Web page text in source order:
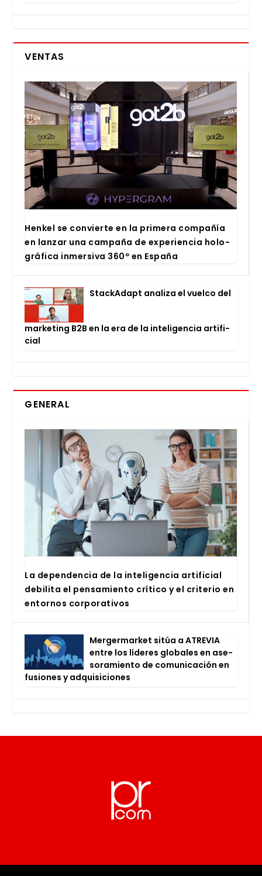
VENTAS
Hen­kel se con­vier­te en la pri­me­ra com­pa­ñía
en lan­zar una cam­pa­ña de expe­rien­cia holo­
grá­fi­ca inmer­si­va 360º en Espa­ña
Stac­kA­dapt ana­li­za el vuel­co del
mar­ke­ting B2B en la era de la inte­li­gen­cia arti­fi­
cial
GENERAL
La depen­den­cia de la inte­li­gen­cia arti­fi­cial
debi­li­ta el pen­sa­mien­to crí­ti­co y el cri­te­rio en
entor­nos cor­po­ra­ti­vos
Mer­ger­mar­ket sitúa a ATRE­VIA
entre los líde­res glo­ba­les en ase­
so­ra­mien­to de comu­ni­ca­ción en
fusio­nes y adqui­si­cio­nes